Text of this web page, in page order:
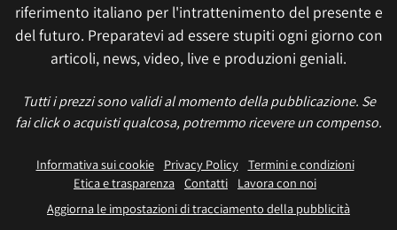
riferimento italiano per l'intrattenimento del presente e
del futuro. Preparatevi ad essere stupiti ogni giorno con
articoli, news, video, live e produzioni geniali.
Tutti i prezzi sono validi al momento della pubblicazione. Se
fai click o acquisti qualcosa, potremmo ricevere un compenso.
Informativa sui cookie Privacy Policy
Termini e condizioni
Etica e trasparenza Contatti
Lavora con noi
Aggiorna le impostazioni di tracciamento della pubblicità